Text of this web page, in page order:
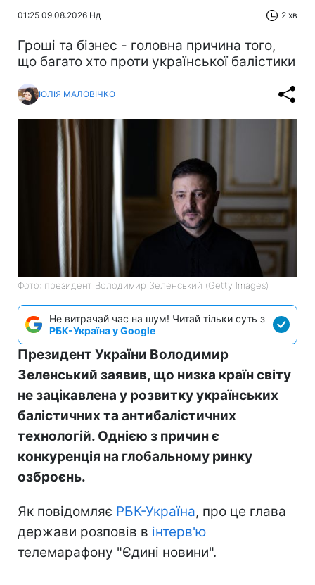
01:25 09.08.2026 Нд 2 хв
Гроші та бізнес - головна причина того,
що багато хто проти української балістики
ЮЛІЯ МАЛОВІЧКО
Фото: президент Володимир Зеленський (Getty Images)
Не витрачай час на шум! Читай тільки суть з
РБК-Україна у Google
Президент України Володимир
Зеленський заявив, що низка країн світу
не зацікавлена у розвитку українських
балістичних та антибалістичних
технологій. Однією з причин є
конкуренція на глобальному ринку
озброєнь.
Як повідомляє РБК-Україна, про це глава
держави розповів в інтерв'ю
телемарафону "Єдині новини".